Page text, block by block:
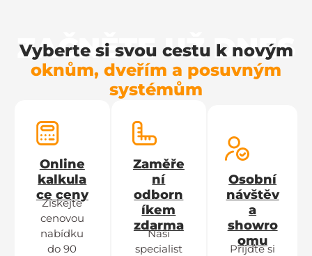
ZAČNĚTE UŽ DNES
Vyberte si svou cestu k novým
oknům, dveřím a posuvným
systémům
Online
kalkula
ce ceny
Získejte
cenovou
nabídku
do 90
Zaměře
ní
odborn
íkem
zdarma
Naši
specialist
Osobní
návštěv
a
showro
omu
Přijďte si